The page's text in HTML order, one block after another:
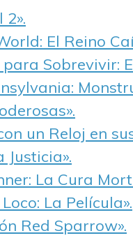
El Reino
Sobrevivir:
un Reloj en
Justicia».
La Cura
La Película».
Red Sparrow».